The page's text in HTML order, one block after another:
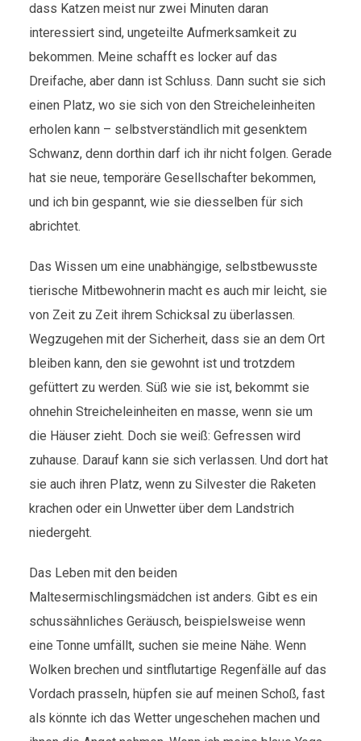
dass Katzen meist nur zwei Minuten daran
interessiert sind, ungeteilte Aufmerksamkeit zu
bekommen. Meine schafft es locker auf das
Dreifache, aber dann ist Schluss. Dann sucht sie sich
einen Platz, wo sie sich von den Streicheleinheiten
erholen kann – selbstverständlich mit gesenktem
Schwanz, denn dorthin darf ich ihr nicht folgen. Gerade
hat sie neue, temporäre Gesellschafter bekommen,
und ich bin gespannt, wie sie diesselben für sich
abrichtet.
Das Wissen um eine unabhängige, selbstbewusste
tierische Mitbewohnerin macht es auch mir leicht, sie
von Zeit zu Zeit ihrem Schicksal zu überlassen.
Wegzugehen mit der Sicherheit, dass sie an dem Ort
bleiben kann, den sie gewohnt ist und trotzdem
gefüttert zu werden. Süß wie sie ist, bekommt sie
ohnehin Streicheleinheiten en masse, wenn sie um
die Häuser zieht. Doch sie weiß: Gefressen wird
zuhause. Darauf kann sie sich verlassen. Und dort hat
sie auch ihren Platz, wenn zu Silvester die Raketen
krachen oder ein Unwetter über dem Landstrich
niedergeht.
Das Leben mit den beiden
Maltesermischlingsmädchen ist anders. Gibt es ein
schussähnliches Geräusch, beispielsweise wenn
eine Tonne umfällt, suchen sie meine Nähe. Wenn
Wolken brechen und sintflutartige Regenfälle auf das
Vordach prasseln, hüpfen sie auf meinen Schoß, fast
als könnte ich das Wetter ungeschehen machen und